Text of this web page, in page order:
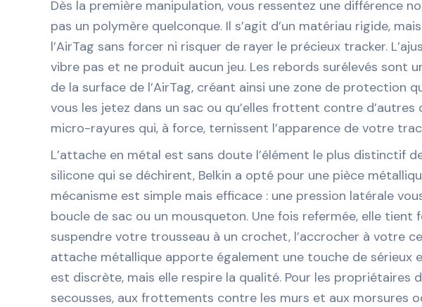
Dès la première manipulation, vous ressentez une différence
pas un polymère quelconque. Il s’agit d’un matériau rigide,
l’AirTag sans forcer ni risquer de rayer le précieux tracker.
vibre pas et ne produit aucun jeu. Les rebords surélevés sont
de la surface de l’AirTag, créant ainsi une zone de protection
vous les jetez dans un sac ou qu’elles frottent contre
micro-rayures qui, à force, ternissent l’apparence de votre
L’attache en métal est sans doute l’élément le plus distinctif
silicone qui se déchirent, Belkin a opté pour une pièce
mécanisme est simple mais efficace : une pression latérale
boucle de sac ou un mousqueton. Une fois refermée, elle
suspendre votre trousseau à un crochet, l’accrocher à votre
attache métallique apporte également une touche de sérieux
est discrète, mais elle respire la qualité. Pour les propriétaires
secousses, aux frottements contre les murs et aux morsures